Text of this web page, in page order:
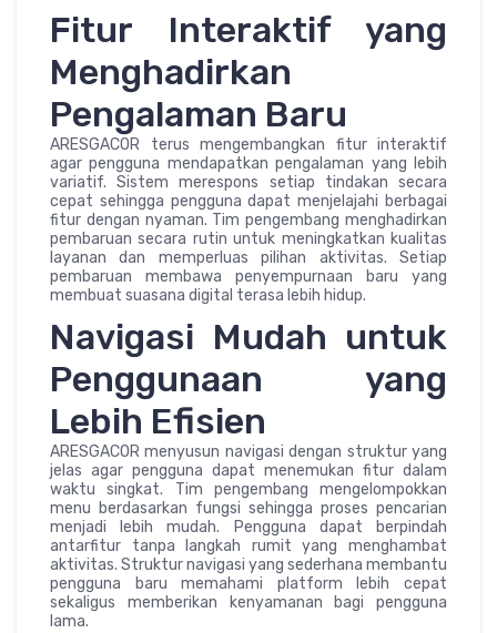
Fitur Interaktif yang
Menghadirkan
Pengalaman Baru
ARESGACOR terus mengembangkan fitur interaktif
agar pengguna mendapatkan pengalaman yang lebih
variatif. Sistem merespons setiap tindakan secara
cepat sehingga pengguna dapat menjelajahi berbagai
fitur dengan nyaman. Tim pengembang menghadirkan
pembaruan secara rutin untuk meningkatkan kualitas
layanan dan memperluas pilihan aktivitas. Setiap
pembaruan membawa penyempurnaan baru yang
membuat suasana digital terasa lebih hidup.
Navigasi Mudah untuk
Penggunaan yang
Lebih Efisien
ARESGACOR menyusun navigasi dengan struktur yang
jelas agar pengguna dapat menemukan fitur dalam
waktu singkat. Tim pengembang mengelompokkan
menu berdasarkan fungsi sehingga proses pencarian
menjadi lebih mudah. Pengguna dapat berpindah
antarfitur tanpa langkah rumit yang menghambat
aktivitas. Struktur navigasi yang sederhana membantu
pengguna baru memahami platform lebih cepat
sekaligus memberikan kenyamanan bagi pengguna
lama.